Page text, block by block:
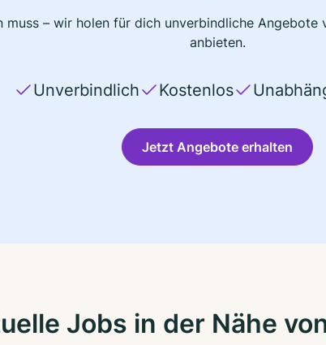
– wir holen für dich unverbindliche Angebote
anbieten.
Unverbindlich Kostenlos
Jetzt Angebote erhalten
Jobs in der Nähe